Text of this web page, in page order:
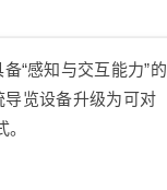
“感知与交互能力”的
览设备升级为可对